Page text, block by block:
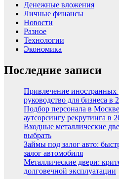
Денежные вложения
Личные финансы
Новости
Разное
Технологии
Экономика
Последние записи
Привлечение иностранных
руководство для бизнеса в
Подбор персонала в
аутсорсингу рекрутинга в
Входные металлические
выбрать
Займы под залог авто:
залог автомобиля
Металлические двери:
долговечной эксплуатации